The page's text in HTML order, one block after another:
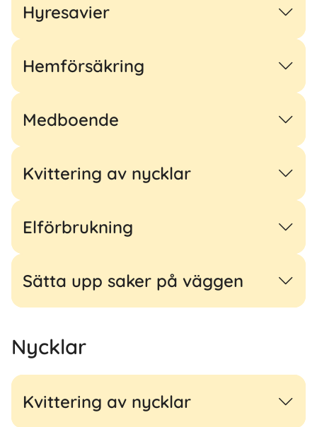
Hyresavier
Hemförsäkring
Medboende
Kvittering av nycklar
Elförbrukning
Sätta upp saker på väggen
Nycklar
Kvittering av nycklar